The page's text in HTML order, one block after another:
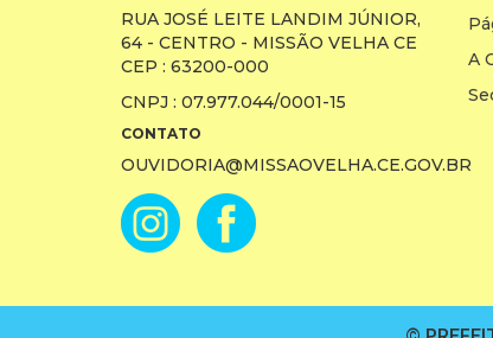
RUA JOSÉ LEITE LANDIM JÚNIOR,
64 - CENTRO - MISSÃO VELHA CE
CEP : 63200-000
CNPJ : 07.977.044/0001-15
CONTATO
OUVIDORIA@MISSAOVELHA.CE.GOV.BR
A